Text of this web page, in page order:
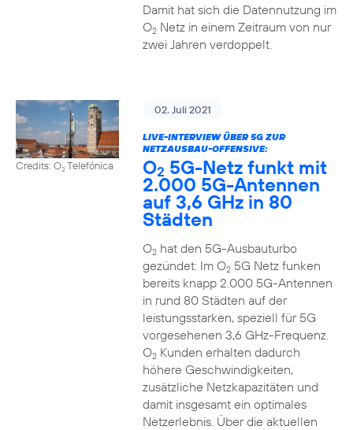
Damit hat sich die Datennutzung im
O2Netz in einem Zeitraum von nur
zwei Jahren verdoppelt.
Credits: O2Telefónica
02. Juli 2021
LIVE-INTERVIEW ÜBER 5G ZUR
NETZAUSBAU-OFFENSIVE:
O2 5G-Netz funkt mit
2.000 5G-Antennen
auf 3,6 GHz in 80
Städten
O2hat den 5G-Ausbauturbo
gezündet: Im O25G Netz funken
bereits knapp 2.000 5G-Antennen
in rund 80 Städten auf der
leistungsstarken, speziell für 5G
vorgesehenen 3,6 GHz-Frequenz.
O2Kunden erhalten dadurch
höhere Geschwindigkeiten,
zusätzliche Netzkapazitäten und
damit insgesamt ein optimales
Netzerlebnis. Über die aktuellen